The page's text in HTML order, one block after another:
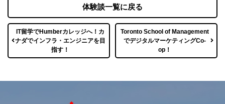
IT留学でHumberカレッジへ！カ
ナダでインフラ・エンジニアを目
指す！
体験談一覧に戻る
Toronto School of Management
でデジタルマーケティングCo-
op！